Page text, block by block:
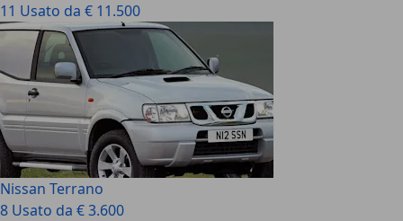
11 Usato da € 11.500
Nissan Terrano
8 Usato da € 3.600